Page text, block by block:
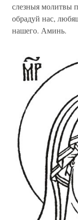
слезныя молитвы
обрадуй нас,
нашего. Аминь.